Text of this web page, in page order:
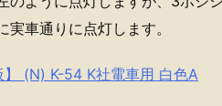
車通りに点灯します。
】 (N) K-54 K社電車用 白色A